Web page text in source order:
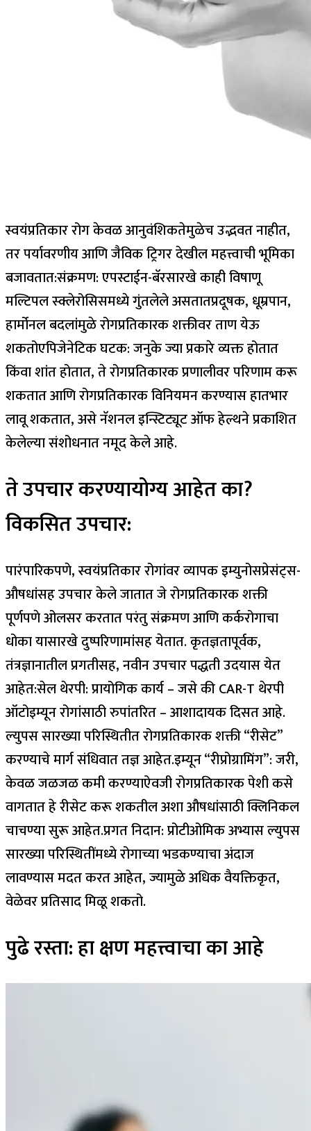
स्वयंप्रतिकार रोग केवळ आनुवंशिकतेमुळेच उद्भवत नाहीत,
तर पर्यावरणीय आणि जैविक ट्रिगर देखील महत्त्वाची भूमिका
बजावतात:संक्रमण: एपस्टाईन-बॅरसारखे काही विषाणू
मल्टिपल स्क्लेरोसिसमध्ये गुंतलेले असतातप्रदूषक, धूम्रपान,
हार्मोनलबदलांमुळे रोगप्रतिकारक शक्तीवर ताण येऊ
शकतोएपिजेनेटिक घटक: जनुके ज्या प्रकारे व्यक्त होतात
किंवा शांत होतात, ते रोगप्रतिकारक प्रणालीवर परिणाम करू
शकतात आणि रोगप्रतिकारक विनियमन करण्यास हातभार
लावू शकतात, असे नॅशनल इन्स्टिट्यूट ऑफ हेल्थने प्रकाशित
केलेल्या संशोधनात नमूद केले आहे.
ते उपचार करण्यायोग्य आहेत का?
विकसित उपचार:
पारंपारिकपणे, स्वयंप्रतिकार रोगांवर व्यापक इम्युनोसप्रेसंट्स-
औषधांसह उपचार केले जातात जे रोगप्रतिकारक शक्ती
पूर्णपणे ओलसर करतात परंतु संक्रमण आणि कर्करोगाचा
धोका यासारखे दुष्परिणामांसह येतात. कृतज्ञतापूर्वक,
तंत्रज्ञानातील प्रगतीसह, नवीन उपचार पद्धती उदयास येत
आहेत:सेल थेरपी: प्रायोगिक कार्य – जसे की CAR-T थेरपी
ऑटोइम्यून रोगांसाठी रुपांतरित – आशादायक दिसत आहे.
ल्युपस सारख्या परिस्थितीत रोगप्रतिकारक शक्ती “रीसेट”
करण्याचे मार्ग संधिवात तज्ञ आहेत.इम्यून “रीप्रोग्रामिंग”: जरी,
केवळ जळजळ कमी करण्याऐवजी रोगप्रतिकारक पेशी कसे
वागतात हे रीसेट करू शकतील अशा औषधांसाठी क्लिनिकल
चाचण्या सुरू आहेत.प्रगत निदान: प्रोटीओमिक अभ्यास ल्युपस
सारख्या परिस्थितींमध्ये रोगाच्या भडकण्याचा अंदाज
लावण्यास मदत करत आहेत, ज्यामुळे अधिक वैयक्तिकृत,
वेळेवर प्रतिसाद मिळू शकतो.
पुढे रस्ता: हा क्षण महत्त्वाचा का आहे